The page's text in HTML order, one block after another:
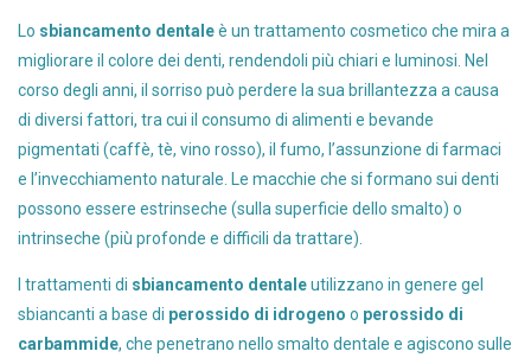
Lo sbiancamento dentaleè un trattamento cosmetico che mira a
migliorare il colore dei denti, rendendoli più chiari e luminosi. Nel
corso degli anni, il sorriso può perdere la sua brillantezza a causa
di diversi fattori, tra cui il consumo di alimenti e bevande
pigmentati (caffè, tè, vino rosso), il fumo, l’assunzione di farmaci
e l’invecchiamento naturale. Le macchie che si formano sui denti
possono essere estrinseche (sulla superficie dello smalto) o
intrinseche (più profonde e difficili da trattare).
I trattamenti di sbiancamento dentaleutilizzano in genere gel
sbiancanti a base di perossido di idrogeno o perossido di
carbammide, che penetrano nello smalto dentale e agiscono sulle